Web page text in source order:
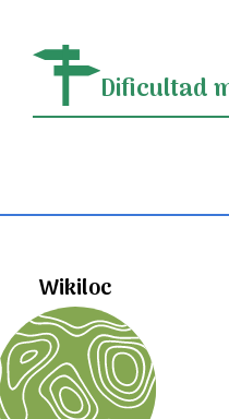
Dificultad
Wikiloc